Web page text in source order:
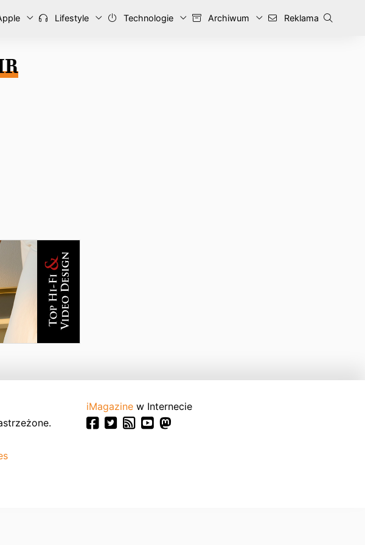
Lifestyle Technologie Archiwum Reklama
iMagazine w Internecie